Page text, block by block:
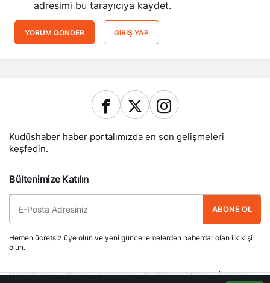
adresimi bu tarayıcıya kaydet.
YORUM GÖNDER GIRIŞ YAP
Kudüshaber haber portalımızda en son gelişmeleri
keşfedin.
Bültenimize Katılın
ABONE OL
Hemen ücretsiz üye olun ve yeni güncellemelerden haberdar olan ilk kişi
olun.
Yazarlarımız Künye Hesabım Gizlilik politikası İletişim